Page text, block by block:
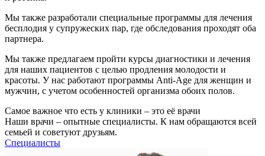
Мы также разработали специальные программы для лечения
бесплодия у супружеских пар, где обследования проходят оба
партнера.
Мы также предлагаем пройти курсы диагностики и лечения
для наших пациентов с целью продления молодости и
красоты. У нас работают программы Anti-Age для женщин и
мужчин, с учетом особенностей организма обоих полов.
Самое важное что есть у клиники – это её врачи
Наши врачи – опытные специалисты. К нам обращаются всей
семьей и советуют друзьям.
Специалисты